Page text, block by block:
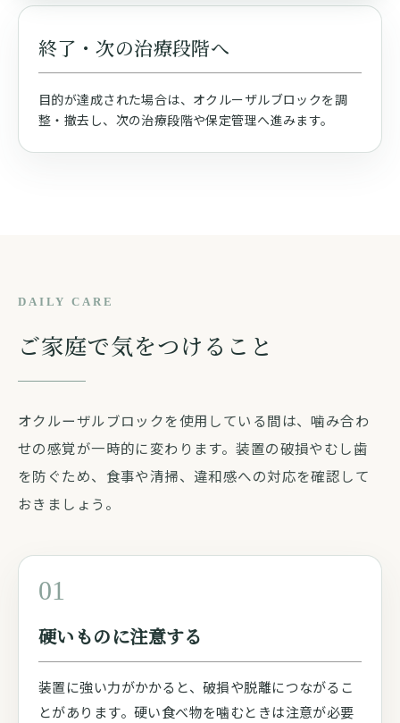
終了・次の治療段階へ
目的が達成された場合は、オクルーザルブロックを調
整・撤去し、次の治療段階や保定管理へ進みます。
DAILY CARE
ご家庭で気をつけること
オクルーザルブロックを使用している間は、噛み合わ
せの感覚が一時的に変わります。装置の破損やむし歯
を防ぐため、食事や清掃、違和感への対応を確認して
おきましょう。
01
硬いものに注意する
装置に強い力がかかると、破損や脱離につながるこ
とがあります。硬い食べ物を噛むときは注意が必要